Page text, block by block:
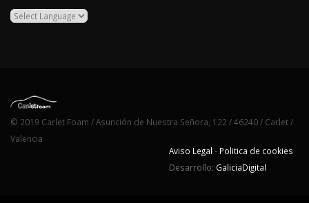
© 2019 Carlet Foam / Asunción de Nuestra Señora, 122 / 46240 / Carlet /
Valencia
Aviso Legal - Politica de cookies
Desarrollo: GaliciaDigital